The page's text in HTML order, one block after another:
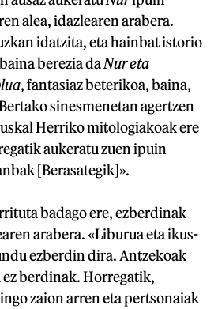
alea, idazlearen arabera.
idatzita, eta hainbat istorio
berezia daNur eta
, fantasiaz beterikoa, baina,
sinesmenetan agertzen
Herriko mitologiakoak ere
aukeratu zuen ipuin
[Berasategik]».
badago ere, ezberdinak
arabera. «Liburua eta ikus-
ezberdin dira. Antzekoak
berdinak. Horregatik,
zaion arren eta pertsonaiak